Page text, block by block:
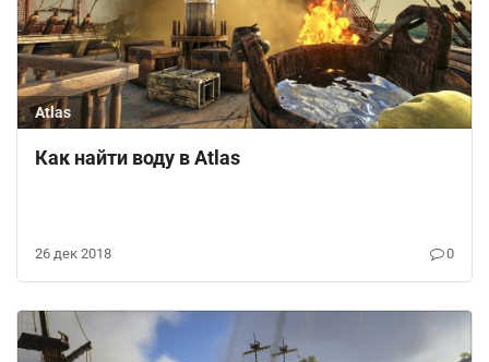
Atlas
Как найти воду в Atlas
26 дек 2018 0